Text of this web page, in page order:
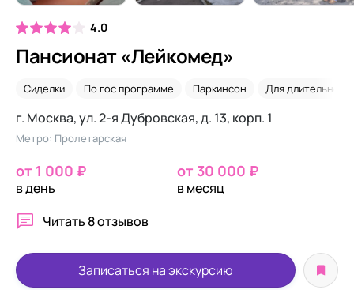
4.0
Пансионат «Лейкомед»
Сиделки По гос программе Паркинсон Для
г. Москва, ул. 2-я Дубровская, д. 13, корп. 1
Метро: Пролетарская
от 1 000 ₽
в день
от 30 000 ₽
в месяц
Читать 8 отзывов
Записаться на экскурсию